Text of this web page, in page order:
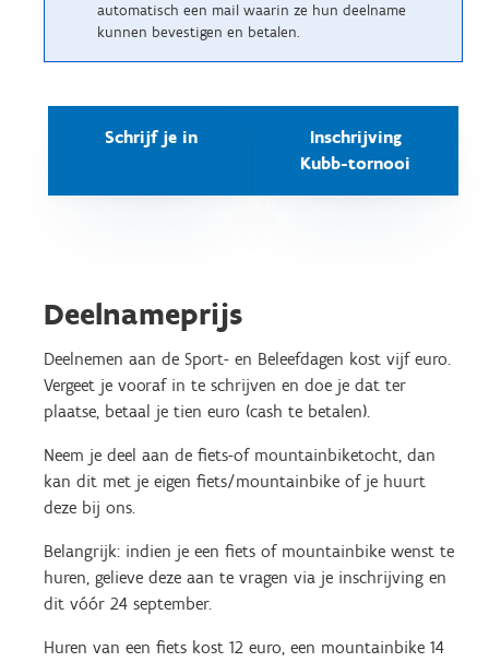
automatisch een mail waarin ze hun deelname
kunnen bevestigen en betalen.
Schrijf je in
Inschrijving
Kubb-tornooi
Deelnameprijs
Deelnemen aan de Sport- en Beleefdagen kost vijf euro.
Vergeet je vooraf in te schrijven en doe je dat ter
plaatse, betaal je tien euro (cash te betalen).
Neem je deel aan de fiets-of mountainbiketocht, dan
kan dit met je eigen fiets/mountainbike of je huurt
deze bij ons.
Belangrijk: indien je een fiets of mountainbike wenst te
huren, gelieve deze aan te vragen via je inschrijving en
dit vóór 24 september.
Huren van een fiets kost 12 euro, een mountainbike 14